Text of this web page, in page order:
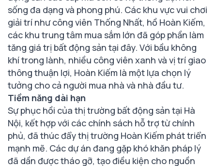
sống đa dạng và phong phú. Các khu vực vui chơi
giải trí như công viên Thống Nhất, hồ Hoàn Kiếm,
các khu trung tâm mua sắm lớn đã góp phần làm
tăng giá trị bất động sản tại đây. Với bầu không
khí trong lành, nhiều công viên xanh và vị trí giao
thông thuận lợi, Hoàn Kiếm là một lựa chọn lý
tưởng cho cả người mua nhà và nhà đầu tư.
Tiềm năng dài hạn
Sự phục hồi của thị trường bất động sản tại Hà
Nội, kết hợp với các chính sách hỗ trợ từ chính
phủ, đã thúc đẩy thị trường Hoàn Kiếm phát triển
mạnh mẽ. Các dự án đang gặp khó khăn pháp lý
đã dần được tháo gỡ, tạo điều kiện cho nguồn